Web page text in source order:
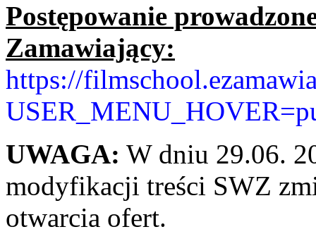
Postępowanie
Zamawiający:
https://
UWAGA: W dniu 29.06.
modyfikacji treści SWZ
otwarcia ofert.